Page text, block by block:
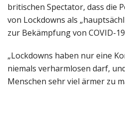
britischen Spectator, dass die
von Lockdowns als
zur Bekämpfung von COVID-
„Lockdowns haben nur eine
niemals verharmlosen darf,
Menschen sehr viel ärmer zu